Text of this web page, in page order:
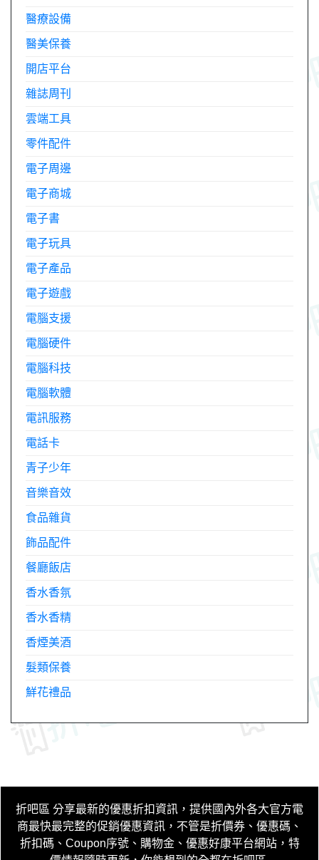
醫療設備
醫美保養
開店平台
雜誌周刊
雲端工具
零件配件
電子周邊
電子商城
電子書
電子玩具
電子產品
電子遊戲
電腦支援
電腦硬件
電腦科技
電腦軟體
電訊服務
電話卡
青子少年
音樂音效
食品雜貨
飾品配件
餐廳飯店
香水香氛
香水香精
香煙美酒
髮類保養
鮮花禮品
折吧區 分享最新的優惠折扣資訊，提供國內外各大官方電
商最快最完整的促銷優惠資訊，不管是折價券、優惠碼、
折扣碼、Coupon序號、購物金、優惠好康平台網站，特